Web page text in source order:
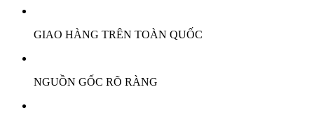
GIAO HÀNG TRÊN TOÀN QUỐC
NGUỒN GỐC RÕ RÀNG